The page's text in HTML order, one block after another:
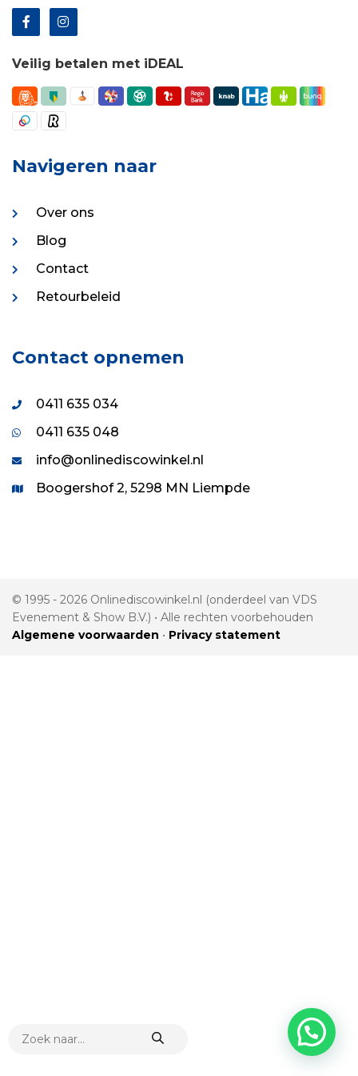
ZOEKEN
Veilig betalen met iDEAL
Navigeren naar
Over ons
Blog
Contact
Retourbeleid
Contact opnemen
0411 635 034
0411 635 048
info@onlinediscowinkel.nl
Boogershof 2, 5298 MN Liempde
© 1995 - 2026 Onlinediscowinkel.nl (onderdeel van VDS
Evenement & Show B.V.) • Alle rechten voorbehouden
Algemene voorwaarden • Privacy statement